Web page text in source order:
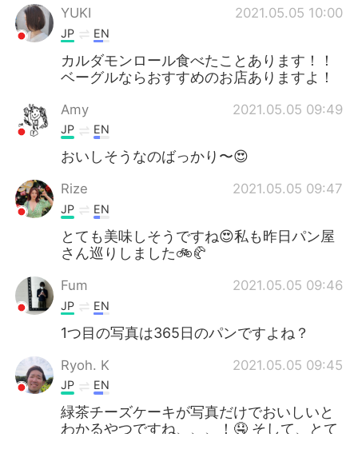
YUKI 2021.05.05 10:00
JP EN
カルダモンロール食べたことあります！！
ベーグルならおすすめのお店ありますよ！
Amy 2021.05.05 09:49
JP EN
おいしそうなのばっかり〜😍
Rize 2021.05.05 09:47
JP EN
とても美味しそうですね😍私も昨日パン屋
さん巡りしました🚲🥐
Fum 2021.05.05 09:46
JP EN
1つ目の写真は365日のパンですよね？
Ryoh. K 2021.05.05 09:45
JP EN
緑茶チーズケーキが写真だけでおいしいと
わかるやつですね、、、！🤤 そして、とて